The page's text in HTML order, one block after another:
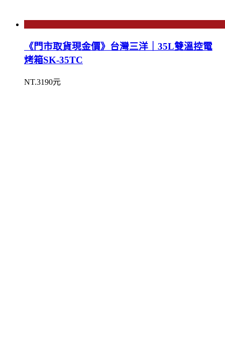
《門市取貨現金價》台灣三洋｜35L雙溫控電
烤箱SK-35TC
NT.3190元